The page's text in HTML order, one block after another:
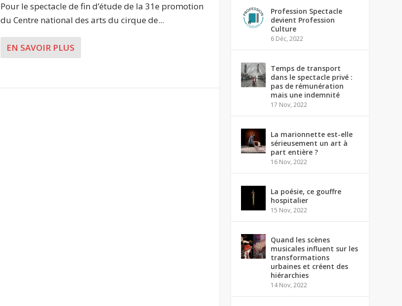
Pour le spectacle de fin d’étude de la 31e promotion
du Centre national des arts du cirque de...
EN SAVOIR PLUS
Profession Spectacle
devient Profession
Culture
6 Déc, 2022
Temps de transport
dans le spectacle privé :
pas de rémunération
mais une indemnité
17 Nov, 2022
La marionnette est-elle
sérieusement un art à
part entière ?
16 Nov, 2022
La poésie, ce gouffre
hospitalier
15 Nov, 2022
Quand les scènes
musicales influent sur les
transformations
urbaines et créent des
hiérarchies
14 Nov, 2022